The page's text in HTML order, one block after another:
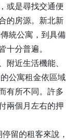
或是尋找交通便
的房源。新北新
統公寓，到具備
分普遍。
近生活機能、
公寓租金依區域
有所不同。許多
兩個月左右的押
留的租客來說，